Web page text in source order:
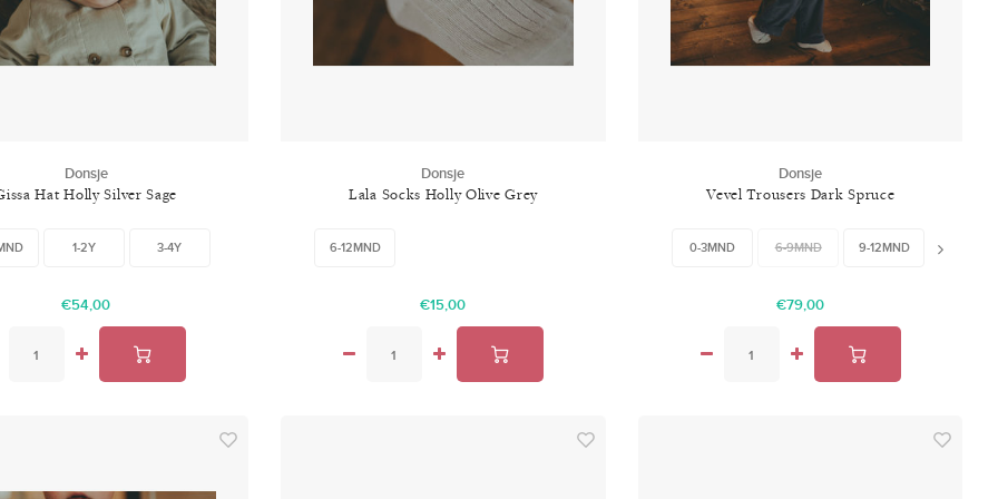
Donsje
Hat Holly Silver Sage
1-2Y 3-4Y
€54,00
Donsje
Lala Socks Holly Olive Grey
6-12MND
€15,00
Donsje
Vevel Trousers Dark Spruce
0-3MND 6-9MND 9-12MND 12-18MND
€79,00